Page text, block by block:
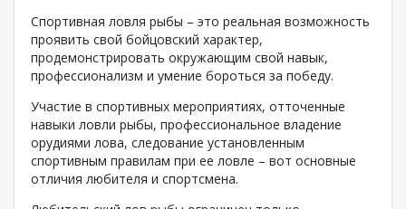
Спортивная ловля рыбы – это реальная возможность
проявить свой бойцовский характер,
продемонстрировать окружающим свой навык,
профессионализм и умение бороться за победу.
Участие в спортивных мероприятиях, отточенные
навыки ловли рыбы, профессиональное владение
орудиями лова, следование установленным
спортивным правилам при ее ловле – вот основные
отличия любителя и спортсмена.